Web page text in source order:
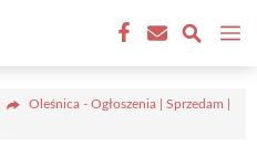
Oleśnica - Ogłoszenia | Sprzedam |